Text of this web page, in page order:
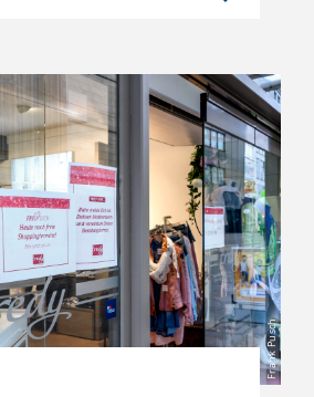
Frank Pusch